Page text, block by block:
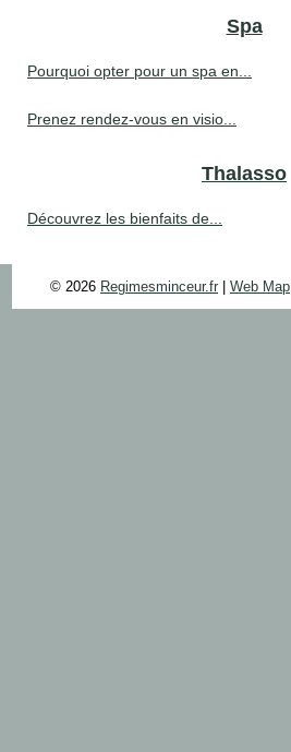
Spa
Pourquoi opter pour un spa en...
Prenez rendez-vous en visio...
Thalasso
Découvrez les bienfaits de...
© 2026 Regimesminceur.fr Web Map